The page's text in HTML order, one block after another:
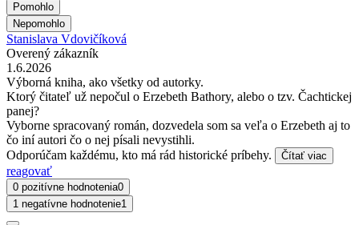
Pomohlo
Nepomohlo
Stanislava Vdovičíková
Overený zákazník
1.6.2026
Výborná kniha, ako všetky od autorky.
Ktorý čitateľ už nepočul o Erzebeth Bathory, alebo o tzv. Čachtickej
panej?
Vyborne spracovaný román, dozvedela som sa veľa o Erzebeth aj to
čo iní autori čo o nej písali nevystihli.
Odporúčam každému, kto má rád historické príbehy.
Čítať viac
reagovať
0 pozitívne hodnotenia0
1 negatívne hodnotenie1